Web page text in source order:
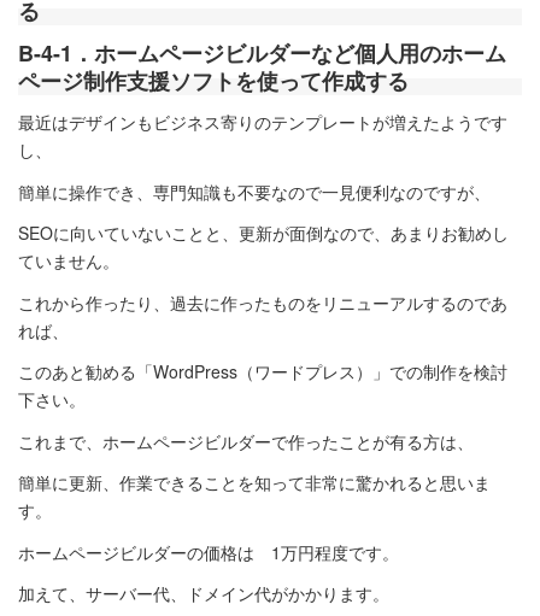
る
B-4-1．ホームページビルダーなど個人用のホーム
ページ制作支援ソフトを使って作成する
最近はデザインもビジネス寄りのテンプレートが増えたようです
し、
簡単に操作でき、専門知識も不要なので一見便利なのですが、
SEOに向いていないことと、更新が面倒なので、あまりお勧めし
ていません。
これから作ったり、過去に作ったものをリニューアルするのであ
れば、
このあと勧める「WordPress（ワードプレス）」での制作を検討
下さい。
これまで、ホームページビルダーで作ったことが有る方は、
簡単に更新、作業できることを知って非常に驚かれると思いま
す。
ホームページビルダーの価格は 1万円程度です。
加えて、サーバー代、ドメイン代がかかります。